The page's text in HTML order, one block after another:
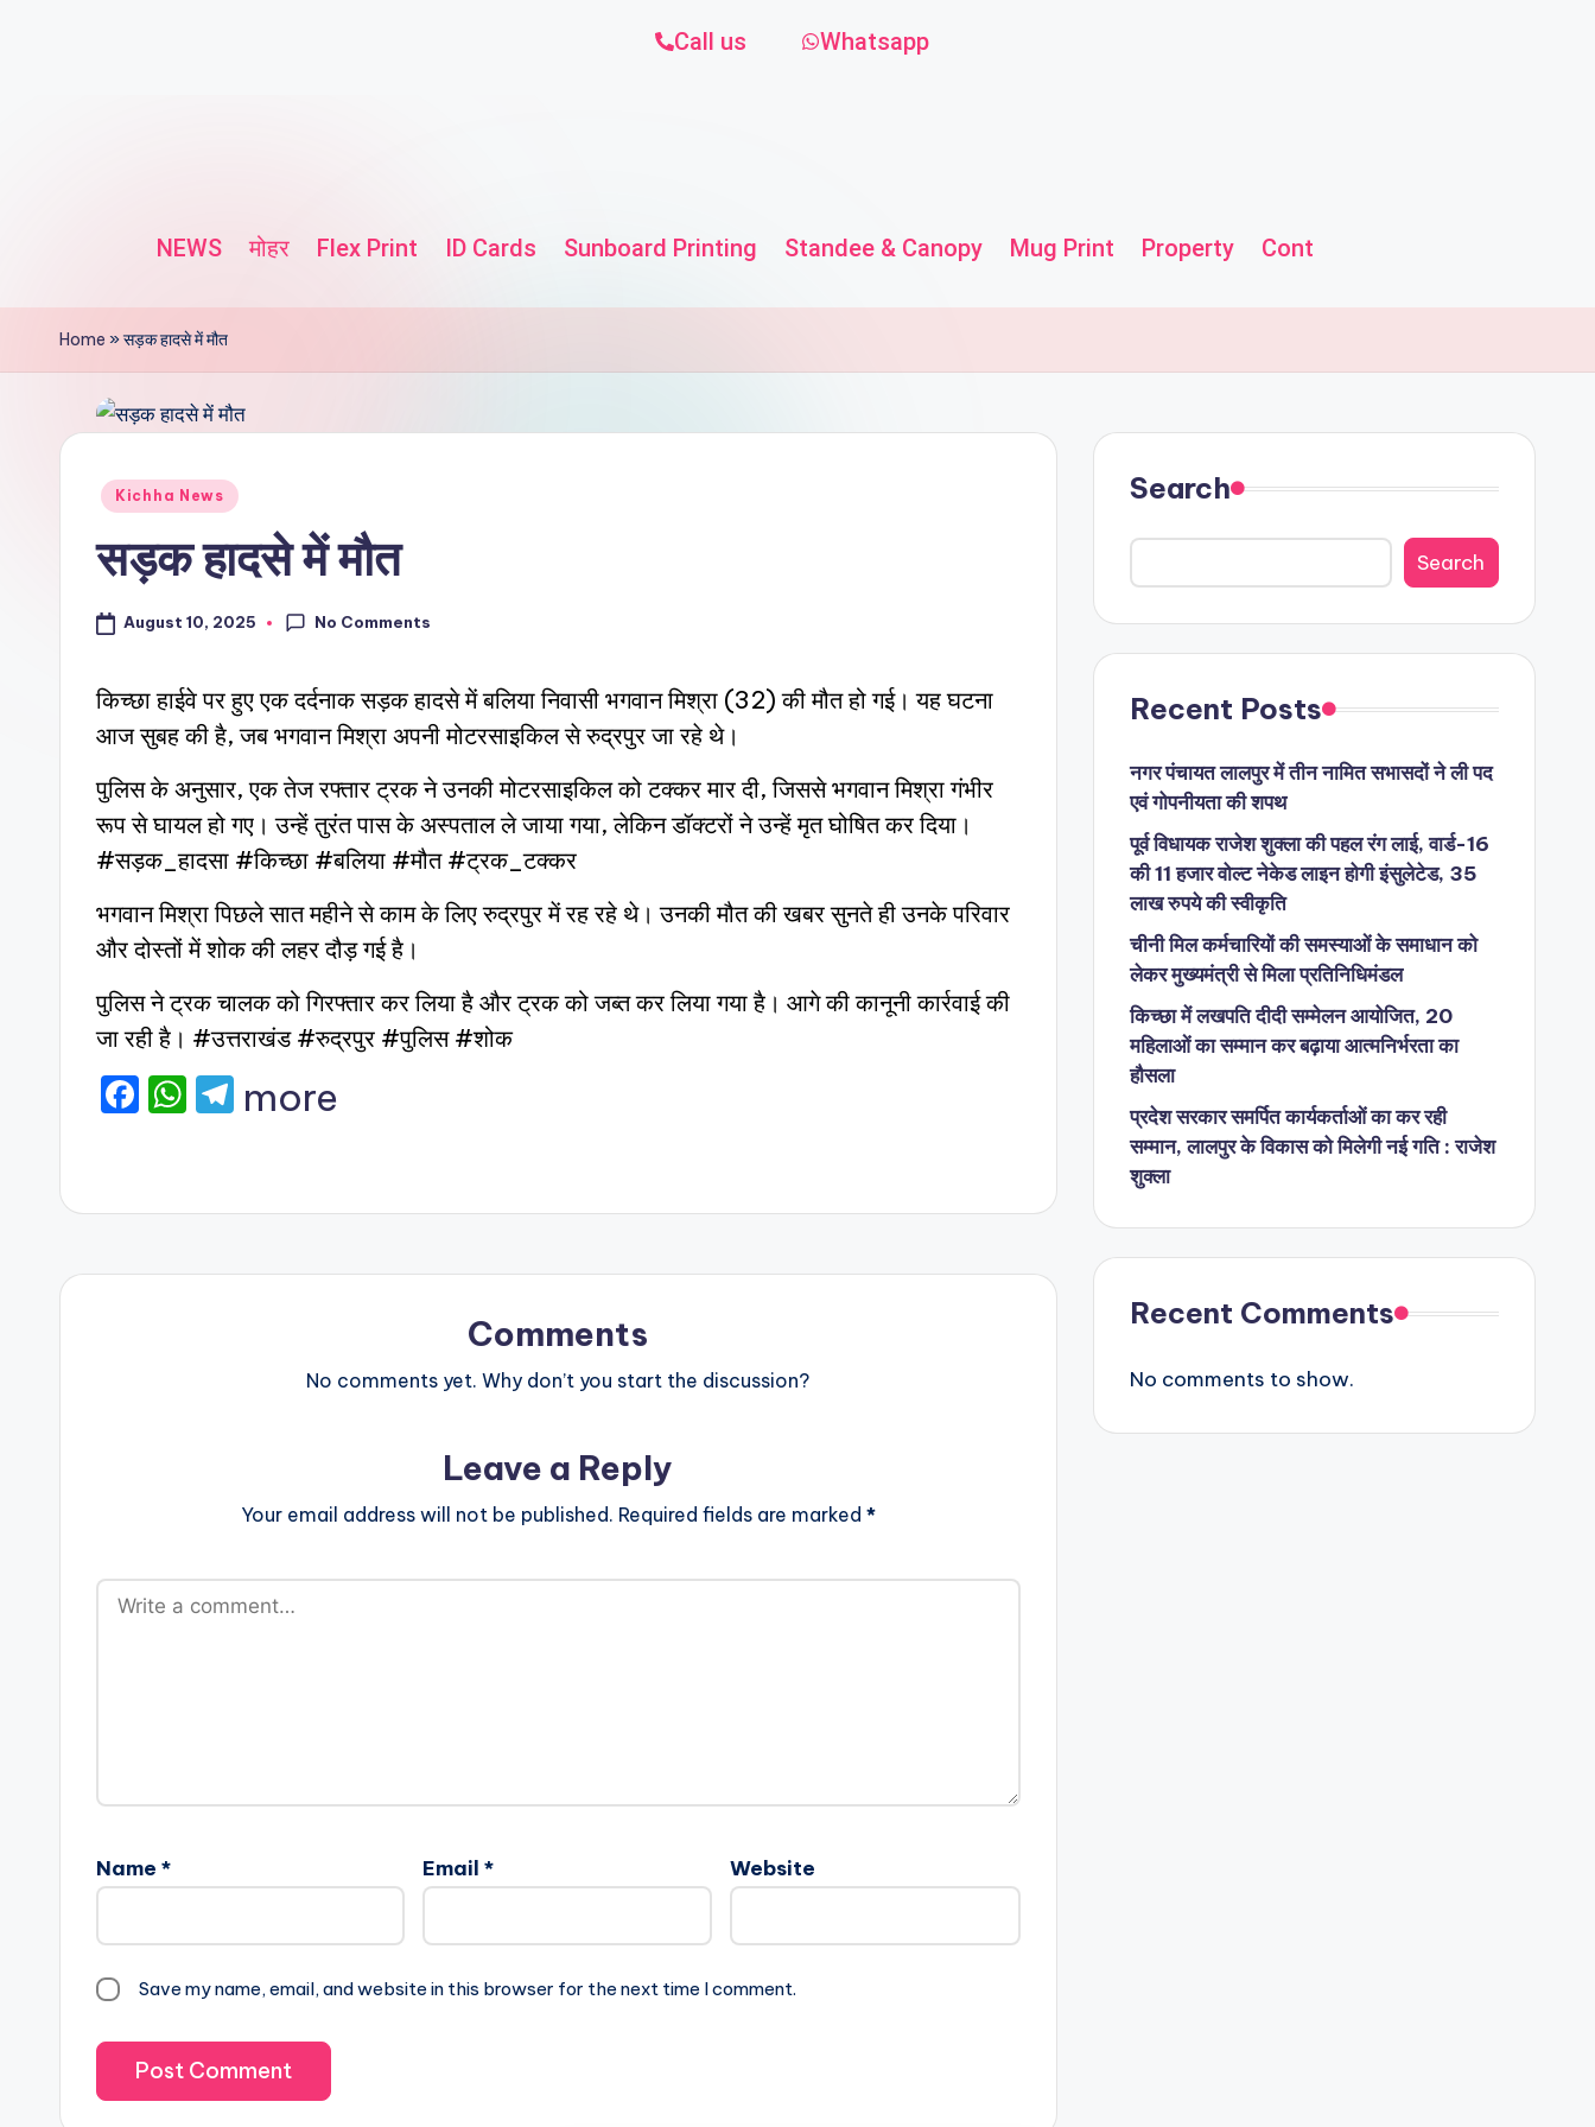
Call us Whatsapp
NEWS मोहर Flex Print ID Cards Sunboard Printing Standee & Canopy Mug Print Property Contact us
Home »सड़क हादसे में मौत
Kichha News
सड़क हादसे में मौत
August 10, 2025 No Comments
किच्छा हाईवे पर हुए एक दर्दनाक सड़क हादसे में बलिया निवासी भगवान मिश्रा (32) की मौत हो गई। यह घटना
आज सुबह की है, जब भगवान मिश्रा अपनी मोटरसाइकिल से रुद्रपुर जा रहे थे।
पुलिस के अनुसार, एक तेज रफ्तार ट्रक ने उनकी मोटरसाइकिल को टक्कर मार दी, जिससे भगवान मिश्रा गंभीर
रूप से घायल हो गए। उन्हें तुरंत पास के अस्पताल ले जाया गया, लेकिन डॉक्टरों ने उन्हें मृत घोषित कर दिया।
#सड़क_हादसा #किच्छा #बलिया #मौत #ट्रक_टक्कर
भगवान मिश्रा पिछले सात महीने से काम के लिए रुद्रपुर में रह रहे थे। उनकी मौत की खबर सुनते ही उनके परिवार
और दोस्तों में शोक की लहर दौड़ गई है।
पुलिस ने ट्रक चालक को गिरफ्तार कर लिया है और ट्रक को जब्त कर लिया गया है। आगे की कानूनी कार्रवाई की
जा रही है। #उत्तराखंड #रुद्रपुर #पुलिस #शोक
F
e
o
W
ts
p
T
gr
m
more
Comments
No comments yet. Why don’t you start the discussion?
Leave a Reply
Your email address will not be published. Required fields are marked *
Name * Email * Website
Save my name, email, and website in this browser for the next time I comment.
Search
Search
Recent Posts
नगर पंचायत लालपुर में तीन नामित सभासदों ने ली पद
एवं गोपनीयता की शपथ
पूर्व विधायक राजेश शुक्ला की पहल रंग लाई, वार्ड-16
की 11 हजार वोल्ट नेकेड लाइन होगी इंसुलेटेड, 35
लाख रुपये की स्वीकृति
चीनी मिल कर्मचारियों की समस्याओं के समाधान को
लेकर मुख्यमंत्री से मिला प्रतिनिधिमंडल
किच्छा में लखपति दीदी सम्मेलन आयोजित, 20
महिलाओं का सम्मान कर बढ़ाया आत्मनिर्भरता का
हौसला
प्रदेश सरकार समर्पित कार्यकर्ताओं का कर रही
सम्मान, लालपुर के विकास को मिलेगी नई गति : राजेश
शुक्ला
Recent Comments
No comments to show.